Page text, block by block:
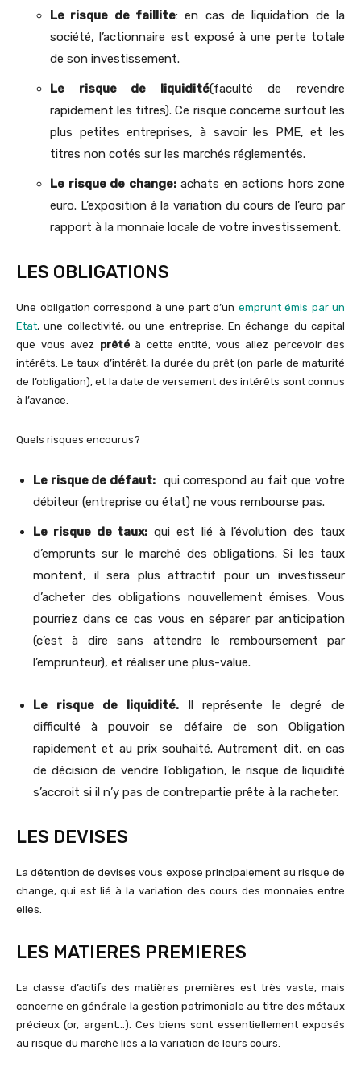
Le risque de faillite: en cas de liquidation de la
société, l’actionnaire est exposé à une perte totale
de son investissement.
Le risque de liquidité(faculté de revendre
rapidement les titres). Ce risque concerne surtout les
plus petites entreprises, à savoir les PME, et les
titres non cotés sur les marchés réglementés.
Le risque de change:achats en actions hors zone
euro. L’exposition à la variation du cours de l’euro par
rapport à la monnaie locale de votre investissement.
LES OBLIGATIONS
Une obligation correspond à une part d’un emprunt émis par un
Etat, une collectivité, ou une entreprise. En échange du capital
que vous avez prêtéà cette entité, vous allez percevoir des
intérêts. Le taux d’intérêt, la durée du prêt (on parle de maturité
de l’obligation), et la date de versement des intérêts sont connus
à l’avance.
Quels risques encourus?
Le risque de défaut: qui correspond au fait que votre
débiteur (entreprise ou état) ne vous rembourse pas.
Le risque de taux: qui est lié à l’évolution des taux
d’emprunts sur le marché des obligations. Si les taux
montent, il sera plus attractif pour un investisseur
d’acheter des obligations nouvellement émises. Vous
pourriez dans ce cas vous en séparer par anticipation
(c’est à dire sans attendre le remboursement par
l’emprunteur), et réaliser une plus-value.
Le risque de liquidité. Il représente le degré de
difficulté à pouvoir se défaire de son Obligation
rapidement et au prix souhaité. Autrement dit, en cas
de décision de vendre l’obligation, le risque de liquidité
s’accroit si il n’y pas de contrepartie prête à la racheter.
LES DEVISES
La détention de devises vous expose principalement au risque de
change, qui est lié à la variation des cours des monnaies entre
elles.
LES MATIERES PREMIERES
La classe d’actifs des matières premières est très vaste, mais
concerne en générale la gestion patrimoniale au titre des métaux
précieux (or, argent…). Ces biens sont essentiellement exposés
au risque du marché liés à la variation de leurs cours.